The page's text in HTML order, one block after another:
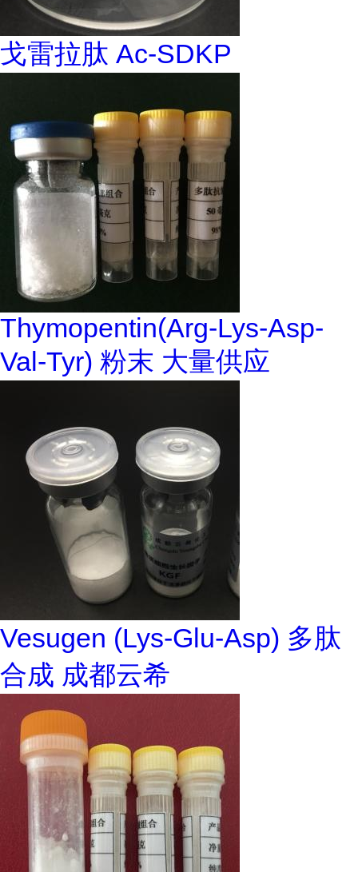
戈雷拉肽 Ac-SDKP
Thymopentin(Arg-Lys-Asp-
Val-Tyr) 粉末 大量供应
Vesugen (Lys-Glu-Asp) 多肽
合成 成都云希